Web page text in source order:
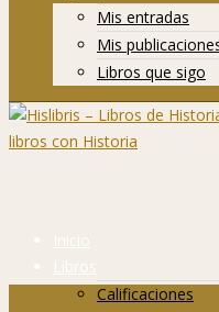
Mis entradas
Mis
Libros que sigo
Inicio
Libros
Calificaciones